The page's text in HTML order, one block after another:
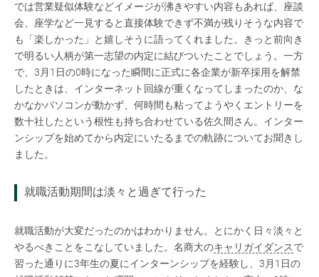
では営業疑似体験などイメージが沸きやすい内容もあれば、座談
会、座学など一見すると直接体験できず不満が残りそうな内容で
も「楽しかった」と嬉しそうに語ってくれました。きっと前向き
で明るい人柄が第一志望の内定に結びついたことでしょう。一方
で、3月1日の0時になった瞬間に正式に各企業が新卒採用を解禁
したときは、インターネット回線が重くなってしまったのか、な
かなかパソコンが動かず、何時間も粘ってようやくエントリーを
数十社したという根性も持ち合わせている佐久間さん。インター
ンシップを始めてから内定にいたるまでの軌跡についてお聞きし
ました。
就職活動期間は淡々と過ぎて行った
就職活動が大変だったのかはわかりません。とにかく日々淡々と
やるべきことをこなしていました。名商大のキャリガイダンスで
習った通りに3年生の夏にインターンシップを経験し、3月1日の